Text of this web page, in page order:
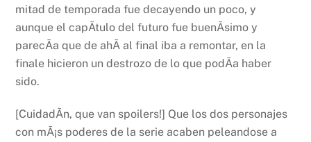
mitad de temporada fue decayendo un poco, y
aunque el capÃ­tulo del futuro fue buenÃ­simo y
parecÃ­a que de ahÃ­ al final iba a remontar, en la
finale hicieron un destrozo de lo que podÃ­a haber
sido.
[CuidadÃ­n, que van spoilers!] Que los dos personajes
con mÃ¡s poderes de la serie acaben peleandose a